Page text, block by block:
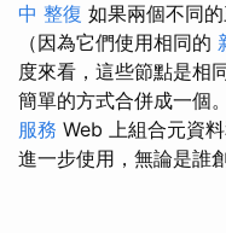
中 整復 如果兩個不同
（因為它們使用相同的
度來看，這些節點是相
簡單的方式合併成一個
服務 Web 上組合元資
進一步使用，無論是誰